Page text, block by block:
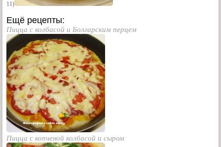
11)
Ещё рецепты:
Пицца с колбасой и Болгарским перцем
Пицца с копченой колбасой и сыром